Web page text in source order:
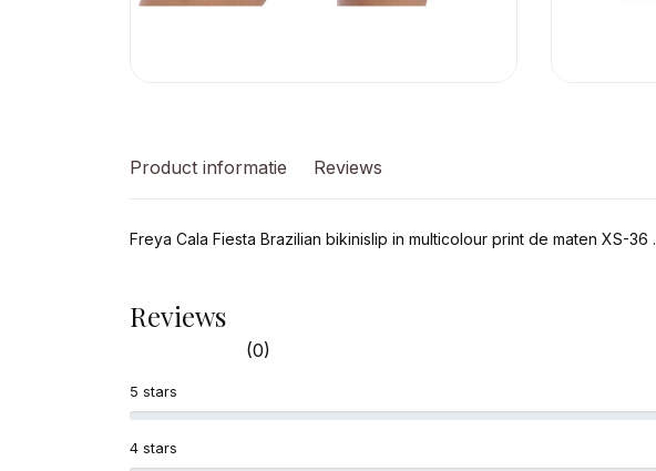
Product informatie Reviews
Freya Cala Fiesta Brazilian bikinislip in multicolour print de maten XS-36 .
Reviews
(0)
4 stars
5 stars